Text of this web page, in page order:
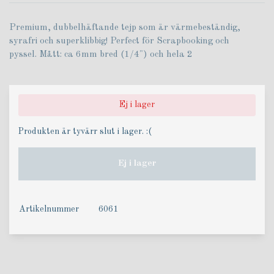
Premium, dubbelhäftande tejp som är värmebeständig,
syrafri och superklibbig! Perfect för Scrapbooking och
pyssel. Mått: ca 6mm bred (1/4") och hela 2
Ej i lager
Produkten är tyvärr slut i lager. :(
Ej i lager
Artikelnummer 6061